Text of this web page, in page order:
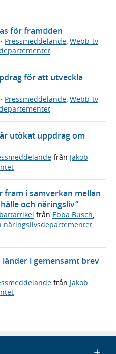
för framtiden
· Pressmeddelande, Webb-tv
för att utveckla
· Pressmeddelande, Webb-tv
utökat uppdrag om
från Jakob
fram i samverkan mellan
och näringsliv”
från Ebba Busch,
näringslivsdepartementet,
i gemensamt brev
från Jakob